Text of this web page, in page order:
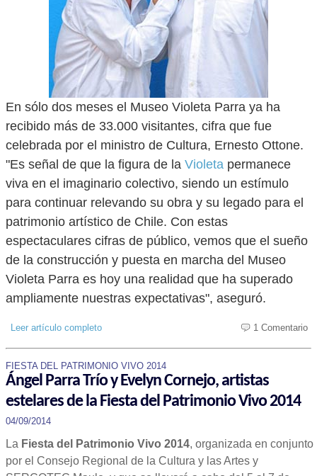
En sólo dos meses el Museo Violeta Parra ya ha
recibido más de 33.000 visitantes, cifra que fue
celebrada por el ministro de Cultura, Ernesto Ottone.
"Es señal de que la figura de la Violeta permanece
viva en el imaginario colectivo, siendo un estímulo
para continuar relevando su obra y su legado para el
patrimonio artístico de Chile. Con estas
espectaculares cifras de público, vemos que el sueño
de la construcción y puesta en marcha del Museo
Violeta Parra es hoy una realidad que ha superado
ampliamente nuestras expectativas", aseguró.
Leer artículo completo 1 Comentario
FIESTA DEL PATRIMONIO VIVO 2014
Ángel Parra Trío y Evelyn Cornejo, artistas
estelares de la Fiesta del Patrimonio Vivo 2014
04/09/2014
La Fiesta del Patrimonio Vivo 2014, organizada en conjunto
por el Consejo Regional de la Cultura y las Artes y